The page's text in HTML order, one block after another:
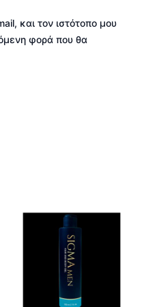
και τον ιστότοπο μου
φορά που θα